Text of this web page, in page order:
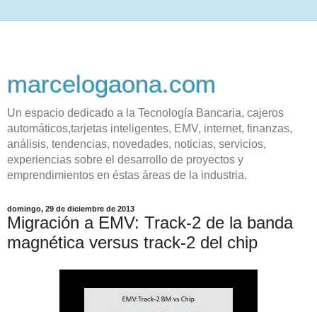
marcelogaona.com
Un espacio dedicado a la Tecnología Bancaria, cajeros
automáticos,tarjetas inteligentes, EMV, internet, finanzas,
análisis, tendencias, novedades, noticias, servicios,
experiencias sobre el desarrollo de proyectos y
emprendimientos en éstas áreas de la industria.
domingo, 29 de diciembre de 2013
Migración a EMV: Track-2 de la banda
magnética versus track-2 del chip